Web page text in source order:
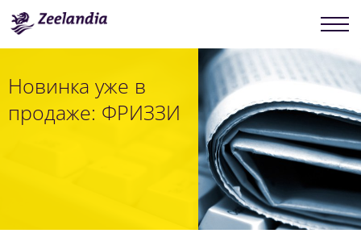
Новинка уже в
продаже: ФРИЗЗИ